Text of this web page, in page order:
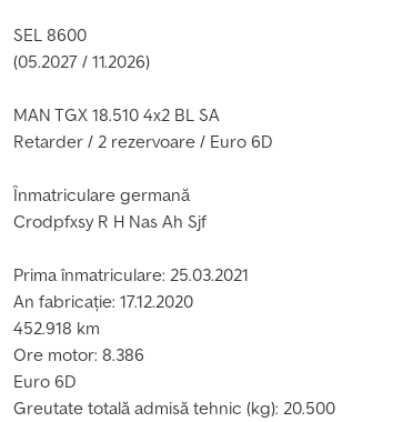
SEL 8600
(05.2027 / 11.2026)
MAN TGX 18.510 4x2 BL SA
Retarder / 2 rezervoare / Euro 6D
Înmatriculare germană
Crodpfxsy R H Nas Ah Sjf
Prima înmatriculare: 25.03.2021
An fabricație: 17.12.2020
452.918 km
Ore motor: 8.386
Euro 6D
Greutate totală admisă tehnic (kg): 20.500